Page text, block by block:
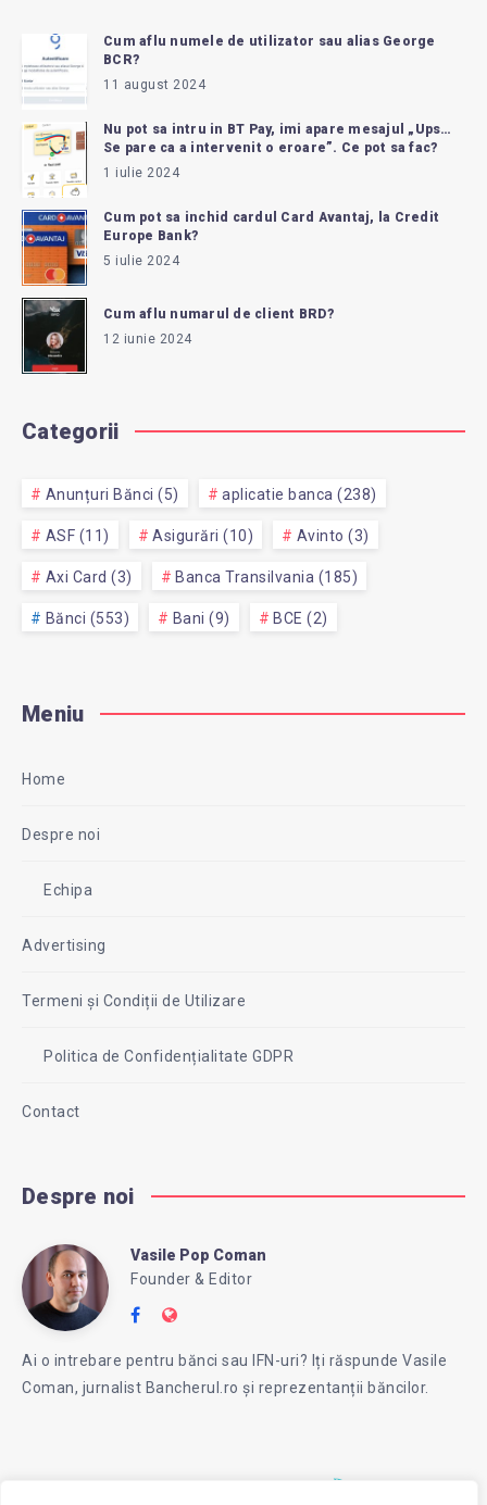
Cum aflu numele de utilizator sau alias George
BCR?
11 august 2024
Nu pot sa intru in BT Pay, imi apare mesajul „Ups…
Se pare ca a intervenit o eroare”. Ce pot sa fac?
1 iulie 2024
Cum pot sa inchid cardul Card Avantaj, la Credit
Europe Bank?
5 iulie 2024
Cum aflu numarul de client BRD?
12 iunie 2024
Categorii
Anunțuri Bănci (5) aplicatie banca (238)
ASF (11) Asigurări (10) Avinto (3)
Axi Card (3) Banca Transilvania (185)
Bănci (553) Bani (9) BCE (2)
Meniu
Home
Despre noi
Echipa
Advertising
Termeni și Condiții de Utilizare
Politica de Confidențialitate GDPR
Contact
Despre noi
Vasile
Pop
Vasile Pop Coman
Founder & Editor
FollowWebsite:
Ai o intrebare pentru bănci sau IFN-uri? Iți răspunde Vasile
Coman, jurnalist Bancherul.ro și reprezentanții băncilor.